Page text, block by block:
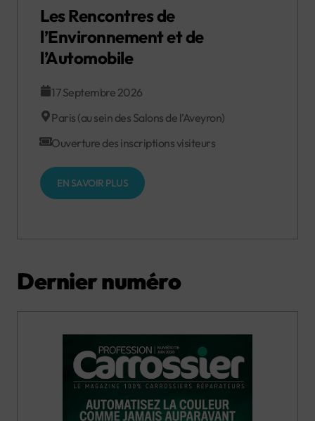
Les Rencontres de
l’Environnement et de
l’Automobile
17 Septembre 2026
Paris (au sein des Salons de l’Aveyron)
Ouverture des inscriptions visiteurs
EN SAVOIR PLUS
Dernier numéro